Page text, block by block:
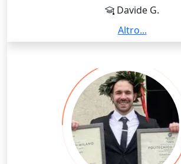
Davide G.
Lavoro in questo ambito da alcuni
anno ho dato ripetizioni a
durante la preparazione di tesi
appassionato in questo tipo di
persona aperta che ama
persone.Lavoro in questo ambito
nell'ultimo anno ho dato
universitari durante la preparazione
Sono appassionato in questo tipo di
persona aperta che ama conoscere
Altro...